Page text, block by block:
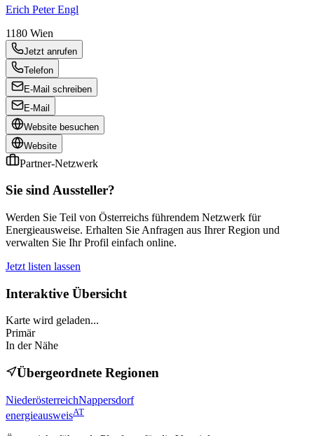
Erich Peter Engl
1180 Wien
Jetzt anrufen
Telefon
E-Mail schreiben
E-Mail
Website besuchen
Website
Partner-Netzwerk
Sie sind Aussteller?
Werden Sie Teil von Österreichs führendem Netzwerk für
Energieausweise. Erhalten Sie Anfragen aus Ihrer Region und
verwalten Sie Ihr Profil einfach online.
Jetzt listen lassen
Interaktive Übersicht
Karte wird geladen...
Primär
In der Nähe
Übergeordnete Regionen
NiederösterreichNappersdorf
energieausweisAT